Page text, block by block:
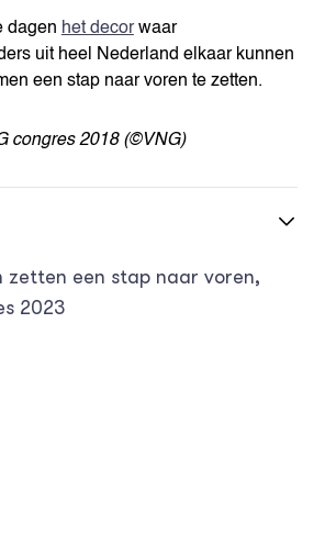
dagen het decorwaar
uit heel Nederland elkaar kunnen
een stap naar voren te zetten.
congres 2018(©VNG)
zetten een stap naar voren,
2023